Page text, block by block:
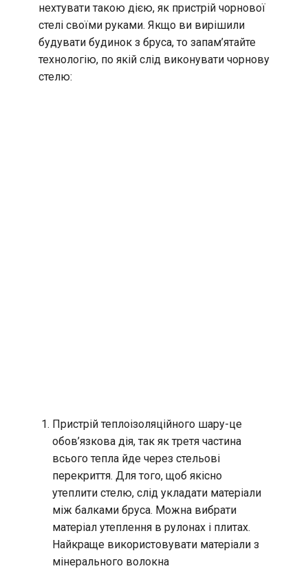
нехтувати такою дією, як пристрій чорнової
стелі своїми руками. Якщо ви вирішили
будувати будинок з бруса, то запам’ятайте
технологію, по якій слід виконувати чорнову
стелю:
Пристрій теплоізоляційного шару-це
обов’язкова дія, так як третя частина
всього тепла йде через стельові
перекриття. Для того, щоб якісно
утеплити стелю, слід укладати матеріали
між балками бруса. Можна вибрати
матеріал утеплення в рулонах і плитах.
Найкраще використовувати матеріали з
мінерального волокна